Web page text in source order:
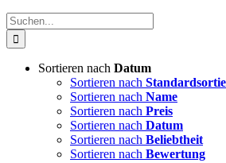
Suche
nach:
Sortieren nach Datum
Sortieren nach
Sortieren nach Name
Sortieren nach Preis
Sortieren nach Datum
Sortieren nach Beliebtheit
Sortieren nach Bewertung